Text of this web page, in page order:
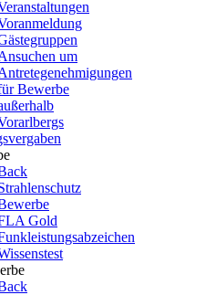
um
Bewerbe
Gold